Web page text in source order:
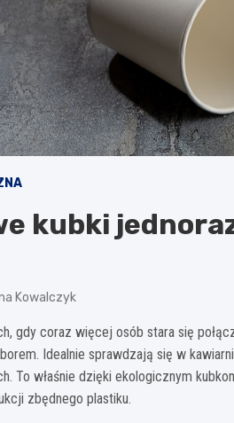
kubki
Kowalczyk
gdy coraz więcej osób stara się
Idealnie sprawdzają się w
To właśnie dzięki ekologicznym
zbędnego plastiku.